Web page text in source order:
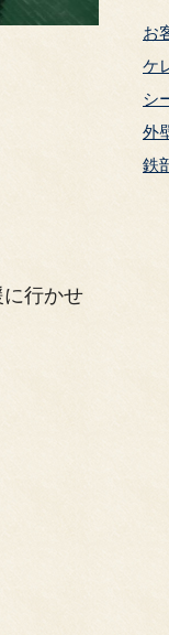
行かせ
お
ケ
シ
外
鉄